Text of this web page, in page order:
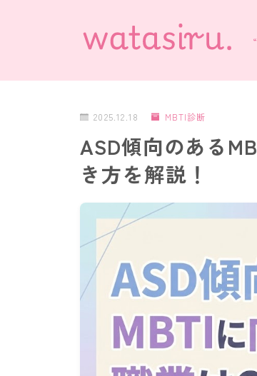
2025.12.18 MBTI診断
ASD傾向のある
き方を解説！